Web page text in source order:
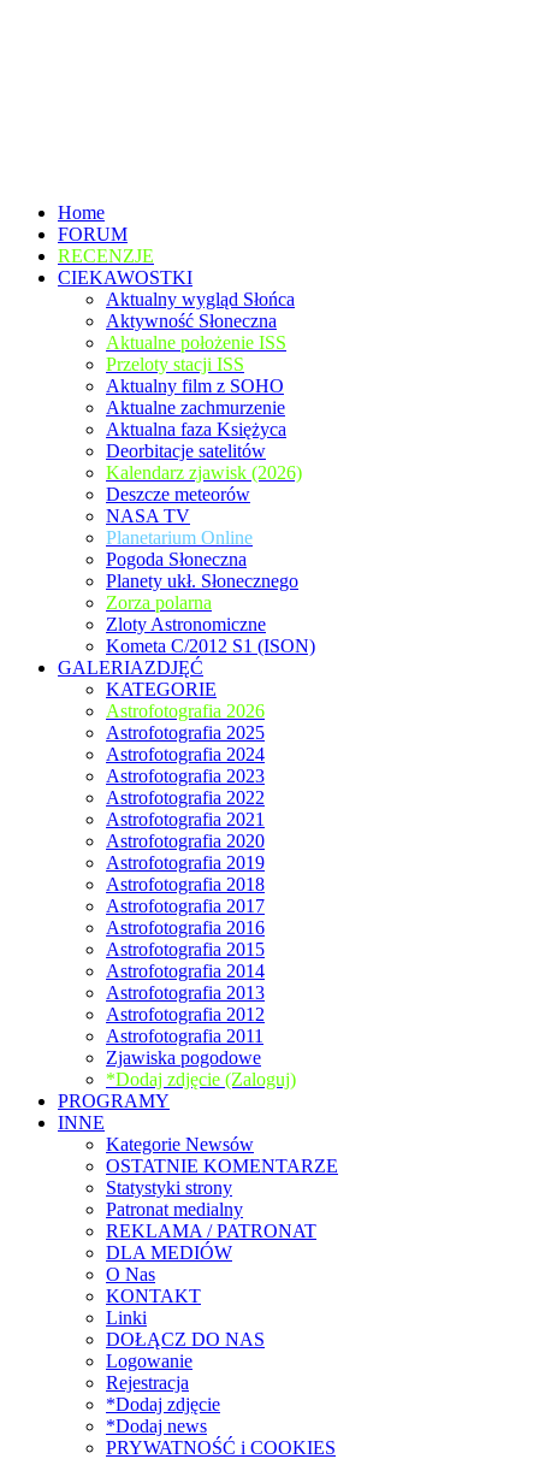
Home
FORUM
RECENZJE
CIEKAWOSTKI
Aktualny wygląd Słońca
Aktywność Słoneczna
Aktualne położenie ISS
Przeloty stacji ISS
Aktualny film z SOHO
Aktualne zachmurzenie
Aktualna faza Księżyca
Deorbitacje satelitów
Kalendarz zjawisk (2026)
Deszcze meteorów
NASA TV
Planetarium Online
Pogoda Słoneczna
Planety ukł. Słonecznego
Zorza polarna
Zloty Astronomiczne
Kometa C/2012 S1 (ISON)
GALERIAZDJĘĆ
KATEGORIE
Astrofotografia 2026
Astrofotografia 2025
Astrofotografia 2024
Astrofotografia 2023
Astrofotografia 2022
Astrofotografia 2021
Astrofotografia 2020
Astrofotografia 2019
Astrofotografia 2018
Astrofotografia 2017
Astrofotografia 2016
Astrofotografia 2015
Astrofotografia 2014
Astrofotografia 2013
Astrofotografia 2012
Astrofotografia 2011
Zjawiska pogodowe
*Dodaj zdjęcie (Zaloguj)
PROGRAMY
INNE
Kategorie Newsów
OSTATNIE KOMENTARZE
Statystyki strony
Patronat medialny
REKLAMA / PATRONAT
DLA MEDIÓW
O Nas
KONTAKT
Linki
DOŁĄCZ DO NAS
Logowanie
Rejestracja
*Dodaj zdjęcie
*Dodaj news
PRYWATNOŚĆ i COOKIES